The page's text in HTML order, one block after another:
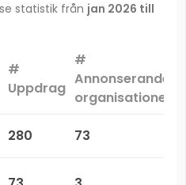
statistik från jan 2026 till
#
Uppdrag
#
Annonserande
organisationer
280 73